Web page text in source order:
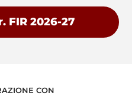
FIR 2026-27
CON